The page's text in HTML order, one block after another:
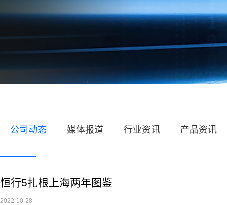
公司动态 媒体报道 行业资讯 产品资讯
恒行5扎根上海两年图鉴
2022-10-28